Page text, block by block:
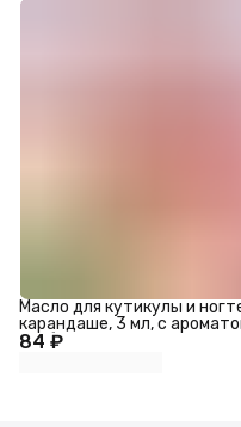
84 ₽
Масло для кутикулы и
карандаше, 3 мл, с
клубники